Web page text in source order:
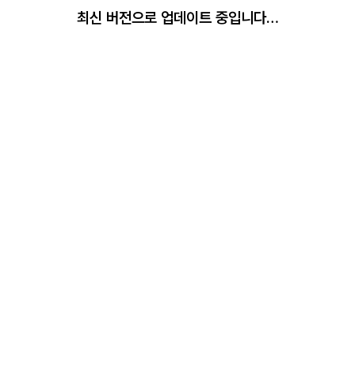
최신 버전으로 업데이트 중입니다…